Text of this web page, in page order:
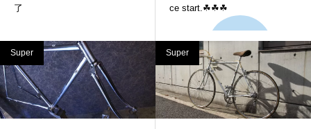
了
ce start.☘☘☘
Super Super